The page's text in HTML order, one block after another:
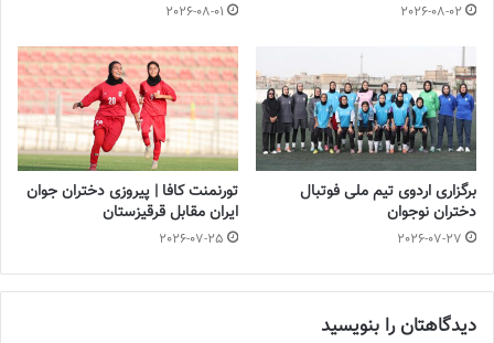
2026-08-02
2026-08-01
برگزاری اردوی تیم ملی فوتبال
دختران نوجوان
2026-07-27
تورنمنت کافا | پیروزی دختران جوان
ایران مقابل قرقیزستان
2026-07-25
دیدگاهتان را بنویسید